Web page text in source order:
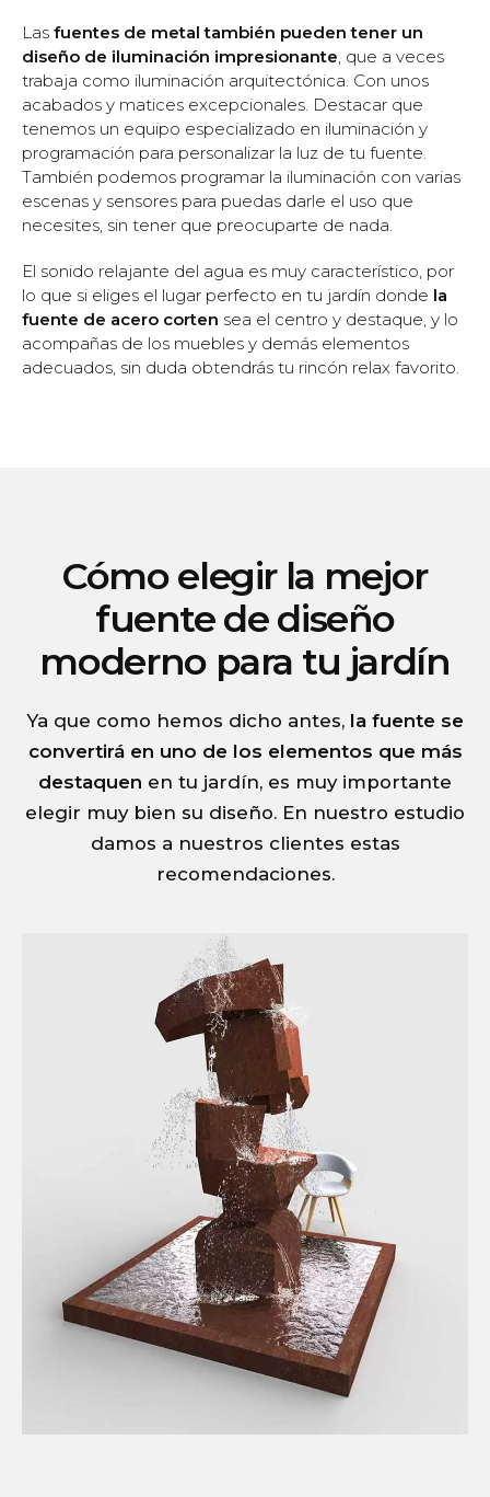
Las fuentes de metal también pueden tener un
diseño de iluminación impresionante, que a veces
trabaja como iluminación arquitectónica. Con unos
acabados y matices excepcionales. Destacar que
tenemos un equipo especializado en iluminación y
programación para personalizar la luz de tu fuente.
También podemos programar la iluminación con varias
escenas y sensores para puedas darle el uso que
necesites, sin tener que preocuparte de nada.
El sonido relajante del agua es muy característico, por
lo que si eliges el lugar perfecto en tu jardín donde la
fuente de acero corten sea el centro y destaque, y lo
acompañas de los muebles y demás elementos
adecuados, sin duda obtendrás tu rincón relax favorito.
Cómo elegir la mejor
fuente de diseño
moderno para tu jardín
Ya que como hemos dicho antes, la fuente se
convertirá en uno de los elementos que más
destaquen en tu jardín, es muy importante
elegir muy bien su diseño. En nuestro estudio
damos a nuestros clientes estas
recomendaciones.